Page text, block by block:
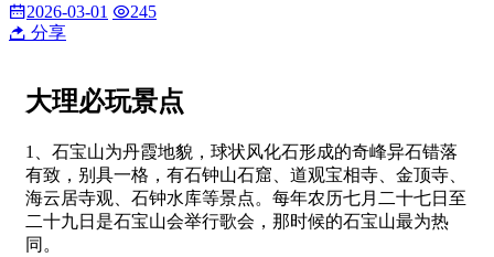
2026-03-01
245
分享
大理必玩景点
1、石宝山为丹霞地貌，球状风化石形成的奇峰异石错落
有致，别具一格，有石钟山石窟、道观宝相寺、金顶寺、
海云居寺观、石钟水库等景点。每年农历七月二十七日至
二十九日是石宝山会举行歌会，那时候的石宝山最为热
同。